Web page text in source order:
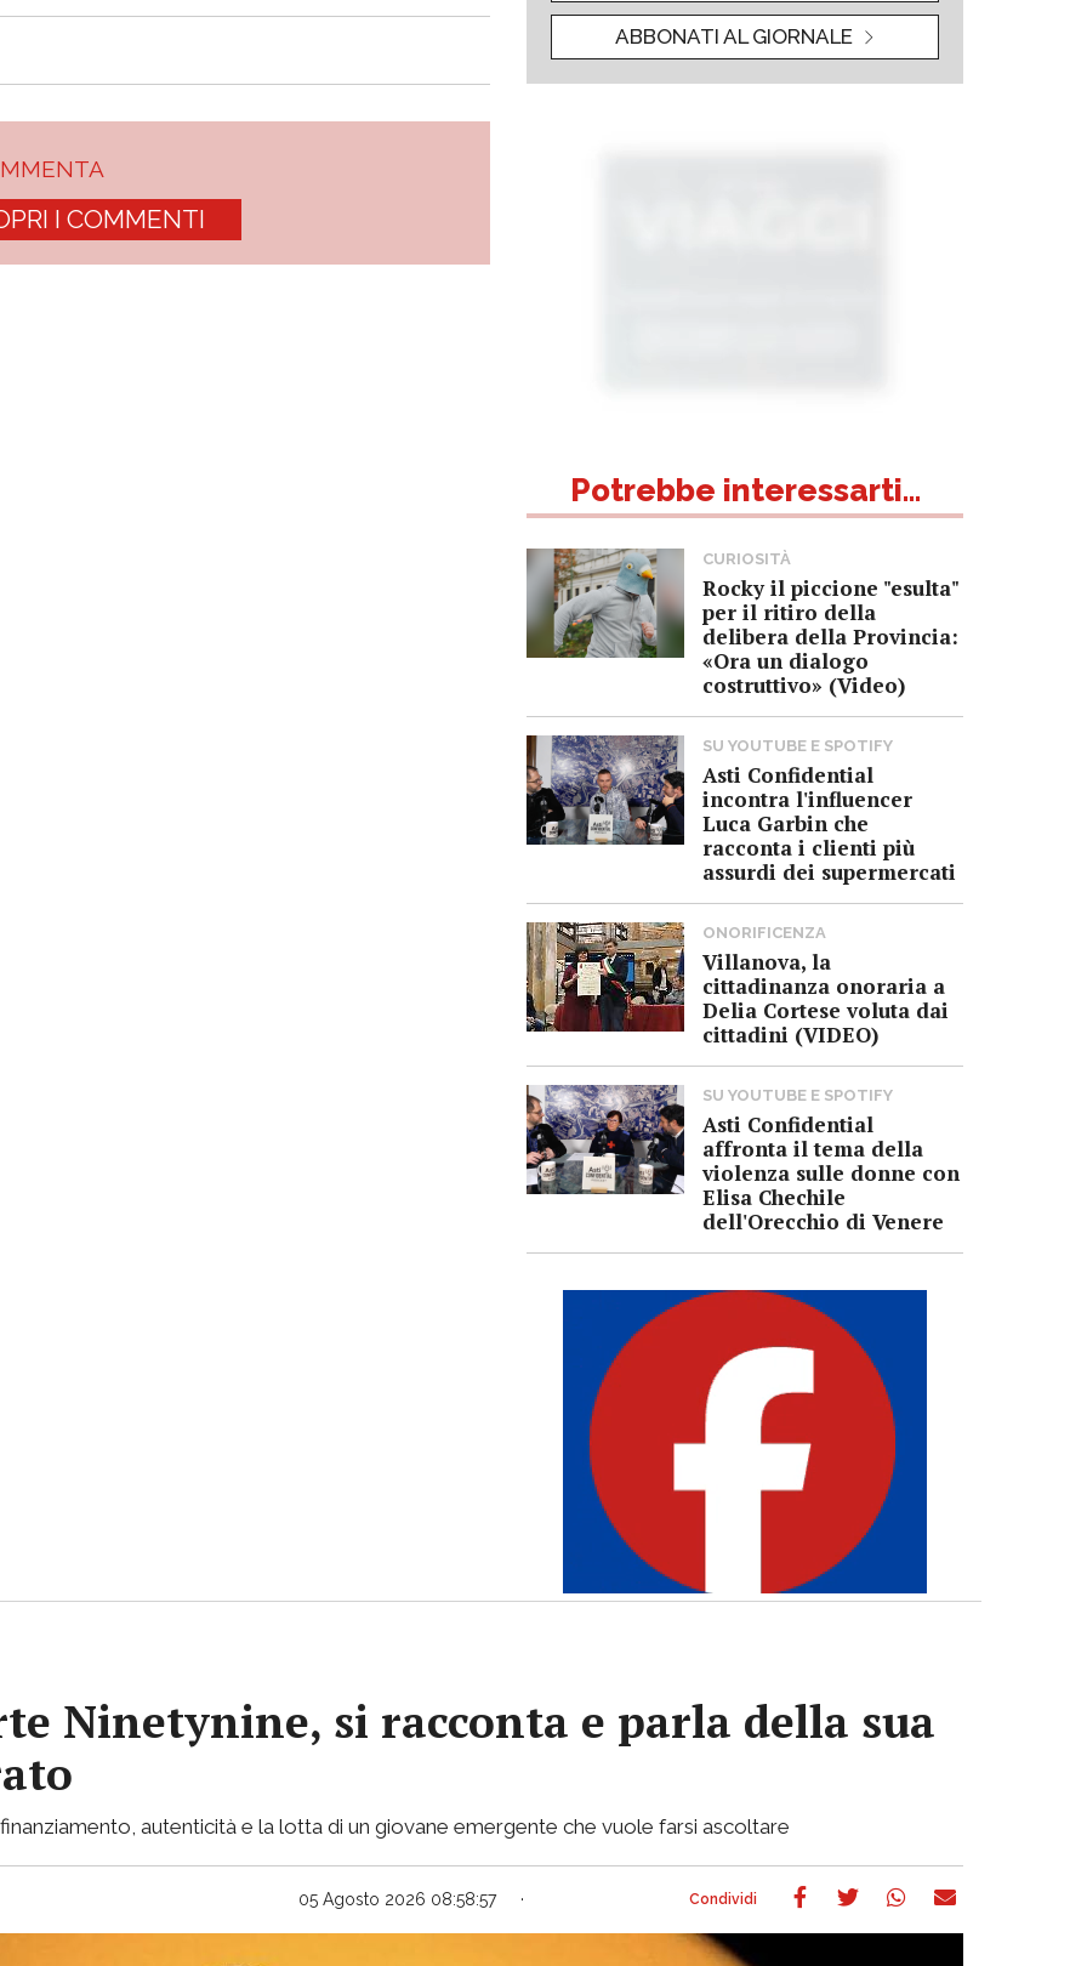
I COMMENTI
ABBONATI AL GIORNALE
Potrebbe interessarti...
CURIOSITÀ
Rocky il piccione "esulta"
per il ritiro della
delibera della Provincia:
«Ora un dialogo
costruttivo» (Video)
SU YOUTUBE E SPOTIFY
Asti Confidential
incontra l'influencer
Luca Garbin che
racconta i clienti più
assurdi dei supermercati
ONORIFICENZA
Villanova, la
cittadinanza onoraria a
Delia Cortese voluta dai
cittadini (VIDEO)
SU YOUTUBE E SPOTIFY
Asti Confidential
affronta il tema della
violenza sulle donne con
Elisa Chechile
dell'Orecchio di Venere
Ninetynine, si racconta e parla della sua
autenticità e la lotta di un giovane emergente che vuole farsi ascoltare
05 Agosto 2026 08:58:57